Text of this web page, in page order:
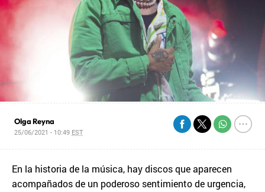
Olga Reyna
25/06/2021 - 10:49 EST
En la historia de la música, hay discos que aparecen
acompañados de un poderoso sentimiento de urgencia,